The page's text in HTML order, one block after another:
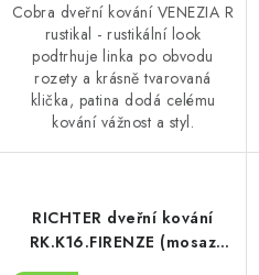
Cobra dveřní kování VENEZIA R
rustikal - rustikální look
podtrhuje linka po obvodu
rozety a krásně tvarovaná
klička, patina dodá celému
kování vážnost a styl.
RICHTER dveřní kování
RK.K16.FIRENZE (mosaz